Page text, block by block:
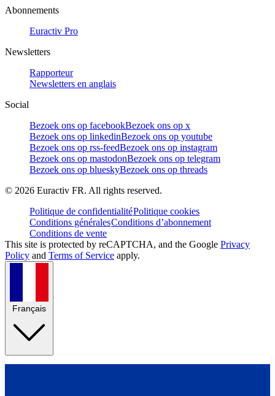
Abonnements
Euractiv Pro
Newsletters
Rapporteur
Newsletters en anglais
Social
Bezoek ons op facebookBezoek ons op x
Bezoek ons op linkedinBezoek ons op youtube
Bezoek ons op rss-feedBezoek ons op instagram
Bezoek ons op mastodonBezoek ons op telegram
Bezoek ons op blueskyBezoek ons op threads
© 2026 Euractiv FR. All rights reserved.
Politique de confidentialitéPolitique cookies
Conditions généralesConditions d’abonnement
Conditions de vente
This site is protected by reCAPTCHA, and the Google Privacy
Policy and Terms of Service apply.
Français